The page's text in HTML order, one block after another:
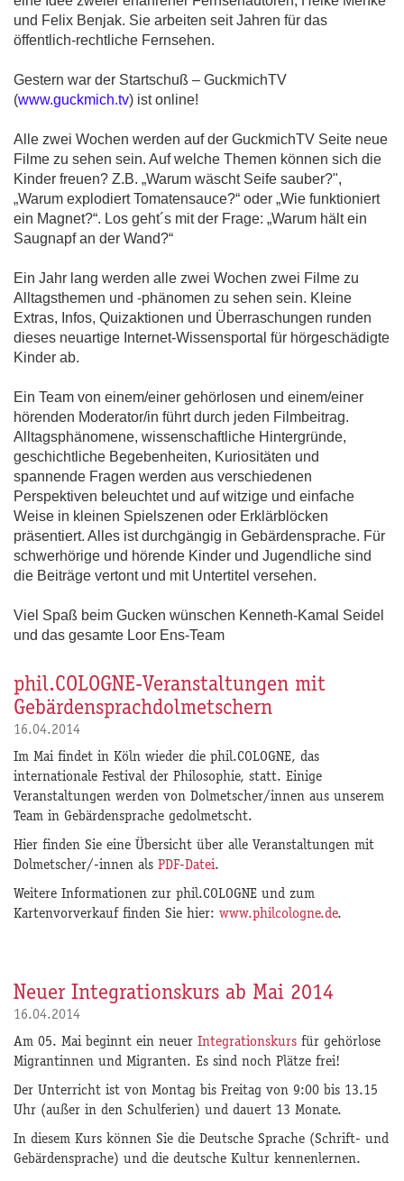
und Felix Benjak. Sie arbeiten seit Jahren für das
öffentlich-rechtliche Fernsehen.
Gestern war der Startschuß – GuckmichTV
(www.guckmich.tv) ist online!
Alle zwei Wochen werden auf der GuckmichTV Seite neue
Filme zu sehen sein. Auf welche Themen können sich die
Kinder freuen? Z.B. „Warum wäscht Seife sauber?",
„Warum explodiert Tomatensauce?“ oder „Wie funktioniert
ein Magnet?“. Los geht´s mit der Frage: „Warum hält ein
Saugnapf an der Wand?“
Ein Jahr lang werden alle zwei Wochen zwei Filme zu
Alltagsthemen und -phänomen zu sehen sein. Kleine
Extras, Infos, Quizaktionen und Überraschungen runden
dieses neuartige Internet-Wissensportal für hörgeschädigte
Kinder ab.
Ein Team von einem/einer gehörlosen und einem/einer
hörenden Moderator/in führt durch jeden Filmbeitrag.
Alltagsphänomene, wissenschaftliche Hintergründe,
geschichtliche Begebenheiten, Kuriositäten und
spannende Fragen werden aus verschiedenen
Perspektiven beleuchtet und auf witzige und einfache
Weise in kleinen Spielszenen oder Erklärblöcken
präsentiert. Alles ist durchgängig in Gebärdensprache. Für
schwerhörige und hörende Kinder und Jugendliche sind
die Beiträge vertont und mit Untertitel versehen.
Viel Spaß beim Gucken wünschen Kenneth-Kamal Seidel
und das gesamte Loor Ens-Team
phil.COLOGNE-Veranstaltungen mit
Gebärdensprachdolmetschern
16.04.2014
Im Mai findet in Köln wieder die phil.COLOGNE, das
internationale Festival der Philosophie, statt. Einige
Veranstaltungen werden von Dolmetscher/innen aus unserem
Team in Gebärdensprache gedolmetscht.
Hier finden Sie eine Übersicht über alle Veranstaltungen mit
Dolmetscher/-innen als PDF-Datei.
Weitere Informationen zur phil.COLOGNE und zum
Kartenvorverkauf finden Sie hier: www.philcologne.de.
Neuer Integrationskurs ab Mai 2014
16.04.2014
Am 05. Mai beginnt ein neuer Integrationskurs für gehörlose
Migrantinnen und Migranten. Es sind noch Plätze frei!
Der Unterricht ist von Montag bis Freitag von 9:00 bis 13.15
Uhr (außer in den Schulferien) und dauert 13 Monate.
In diesem Kurs können Sie die Deutsche Sprache (Schrift- und
Gebärdensprache) und die deutsche Kultur kennenlernen.